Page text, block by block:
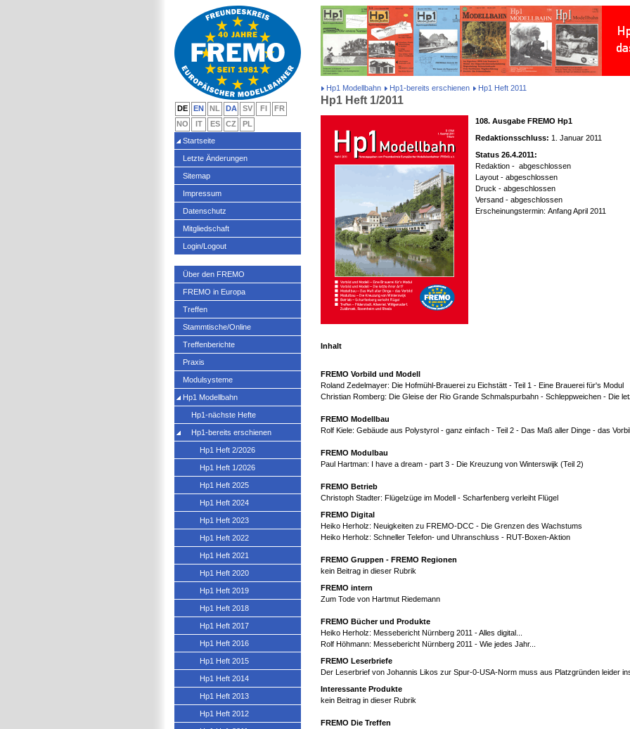
Hp1 Modellbahn Hp1-bereits erschienen Hp1 Heft 2011
Hp1 Heft 1/2011
108. Ausgabe FREMO Hp1
Redaktionsschluss: 1. Januar 2011
Status 26.4.2011:
Redaktion - abgeschlossen
Layout - abgeschlossen
Druck - abgeschlossen
Versand - abgeschlossen
Erscheinungstermin: Anfang April 2011
Inhalt
FREMO Vorbild und Modell
Roland Zedelmayer: Die Hofmühl-Brauerei zu Eichstätt - Teil 1 - Eine Brauerei für's Modul
Christian Romberg: Die Gleise der Rio Grande Schmalspurbahn - Schleppweichen - Die
FREMO Modellbau
Rolf Kiele: Gebäude aus Polystyrol - ganz einfach - Teil 2 - Das Maß aller Dinge - das
FREMO Modulbau
Paul Hartman: I have a dream - part 3 - Die Kreuzung von Winterswijk (Teil 2)
FREMO Betrieb
Christoph Stadter: Flügelzüge im Modell - Scharfenberg verleiht Flügel
FREMO Digital
Heiko Herholz: Neuigkeiten zu FREMO-DCC - Die Grenzen des Wachstums
Heiko Herholz: Schneller Telefon- und Uhranschluss - RUT-Boxen-Aktion
FREMO Gruppen - FREMO Regionen
kein Beitrag in dieser Rubrik
FREMO intern
Zum Tode von Hartmut Riedemann
FREMO Bücher und Produkte
Heiko Herholz: Messebericht Nürnberg 2011 - Alles digital...
Rolf Höhmann: Messebericht Nürnberg 2011 - Wie jedes Jahr...
FREMO Leserbriefe
Der Leserbrief von Johannis Likos zur Spur-0-USA-Norm muss aus Platzgründen leider
Interessante Produkte
kein Beitrag in dieser Rubrik
FREMO Die Treffen
DE EN NL DA SV FI
FR
NO
IT ES CZ
PL
Startseite
Letzte Änderungen
Sitemap
Impressum
Datenschutz
Mitgliedschaft
Login/Logout
Über den FREMO
FREMO in Europa
Treffen
Stammtische/Online
Treffenberichte
Praxis
Modulsysteme
Hp1 Modellbahn
Hp1-nächste Hefte
Hp1-bereits erschienen
Hp1 Heft 2/2026
Hp1 Heft 1/2026
Hp1 Heft 2025
Hp1 Heft 2024
Hp1 Heft 2023
Hp1 Heft 2022
Hp1 Heft 2021
Hp1 Heft 2020
Hp1 Heft 2019
Hp1 Heft 2018
Hp1 Heft 2017
Hp1 Heft 2016
Hp1 Heft 2015
Hp1 Heft 2014
Hp1 Heft 2013
Hp1 Heft 2012